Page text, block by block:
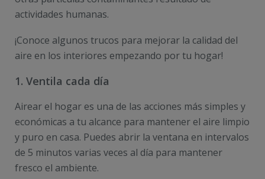
actividades humanas.
¡Conoce algunos trucos para mejorar la calidad del
aire en los interiores empezando por tu hogar!
1. Ventila cada día
Airear el hogar es una de las acciones más simples y
económicas a tu alcance para mantener el aire limpio
y puro en casa. Puedes abrir la ventana en intervalos
de 5 minutos varias veces al día para mantener
fresco el ambiente.